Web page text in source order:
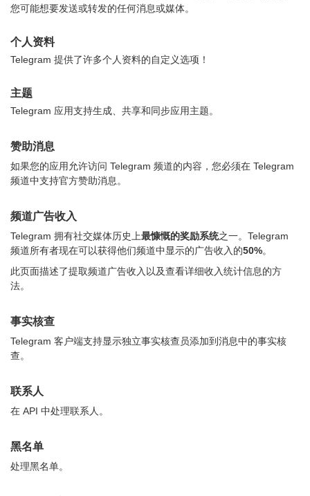
您可能想要发送或转发的任何消息或媒体。
个人资料
Telegram 提供了许多个人资料的自定义选项！
主题
Telegram 应用支持生成、共享和同步应用主题。
赞助消息
如果您的应用允许访问 Telegram 频道的内容，您必须在 Telegram
频道中支持官方赞助消息。
频道广告收入
Telegram 拥有社交媒体历史上最慷慨的奖励系统之一。Telegram
频道所有者现在可以获得他们频道中显示的广告收入的50%。
此页面描述了提取频道广告收入以及查看详细收入统计信息的方
法。
事实核查
Telegram 客户端支持显示独立事实核查员添加到消息中的事实核
查。
联系人
在 API 中处理联系人。
黑名单
处理黑名单。